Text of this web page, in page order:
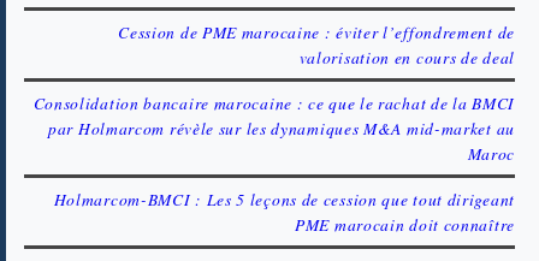
Cession de PME marocaine : éviter l’effondrement de
valorisation en cours de deal
Consolidation bancaire marocaine : ce que le rachat de la BMCI
par Holmarcom révèle sur les dynamiques M&A mid-market au
Maroc
Holmarcom-BMCI : Les 5 leçons de cession que tout dirigeant
PME marocain doit connaître